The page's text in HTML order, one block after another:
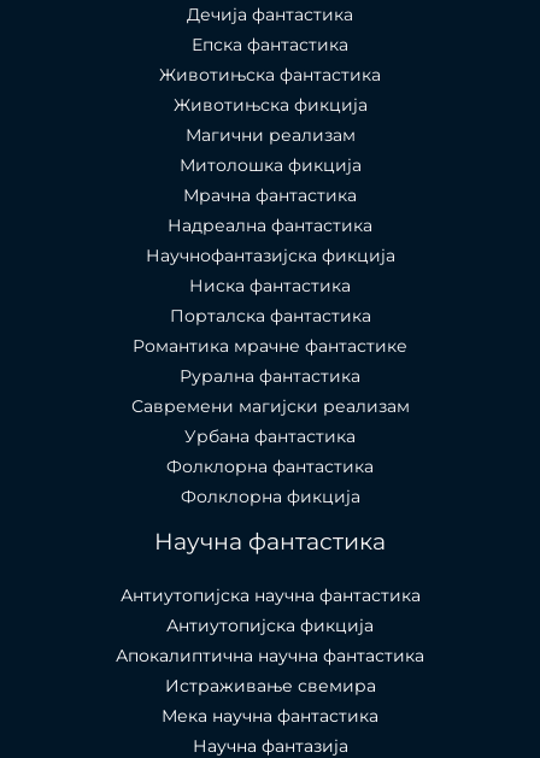
Дечија фантастика
Епска фантастика
Животињска фантастика
Животињска фикција
Магични реализам
Митолошка фикција
Мрачна фантастика
Надреална фантастика
Научнофантазијска фикција
Ниска фантастика
Порталска фантастика​
Романтика мрачне фантастике
Рурална фантастика
Савремени магијски реализам
Урбана фантастика
Фолклорна фантастика
Фолклорна фикција
Научна фантастика
Антиутопијска научна фантастика
Антиутопијска фикција
Апокалиптична научна фантастика
Истраживање свемира
Мека научна фантастика
Научна фантазија